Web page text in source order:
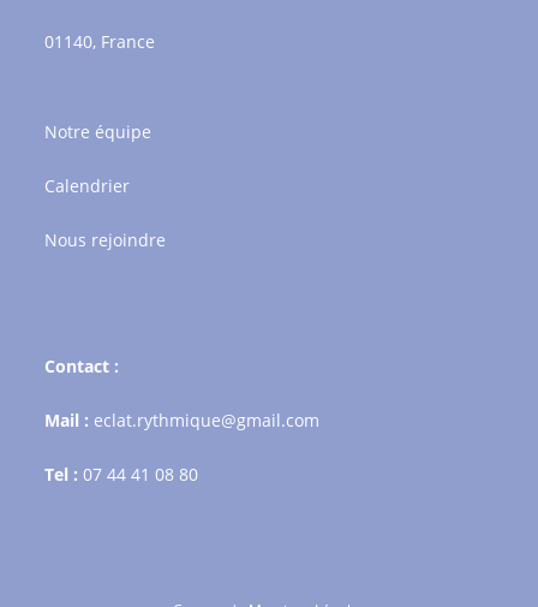
01140, France
Notre équipe
Calendrier
Nous rejoindre
Contact :
Mail : eclat.rythmique@gmail.com
Tel : 07 44 41 08 80